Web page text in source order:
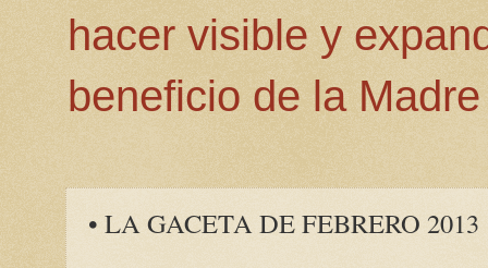
hacer visible y
beneficio de la
• LA GACETA DE FEBRERO 2013